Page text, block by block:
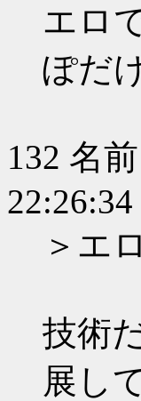
エロ
ぽだ
132 名前
＞エ
技術
展し